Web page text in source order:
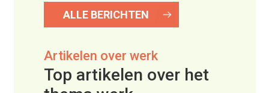
ALLE BERICHTEN
Artikelen over werk
Top artikelen over het